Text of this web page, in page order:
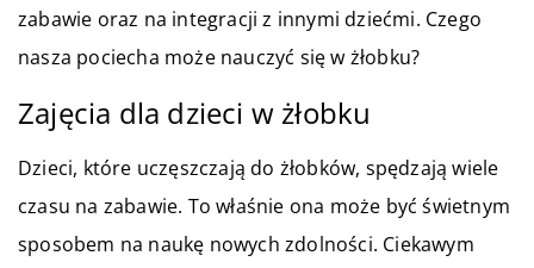
zabawie oraz na integracji z innymi dziećmi. Czego
nasza pociecha może nauczyć się w żłobku?
Zajęcia dla dzieci w żłobku
Dzieci, które uczęszczają do żłobków, spędzają wiele
czasu na zabawie. To właśnie ona może być świetnym
sposobem na naukę nowych zdolności. Ciekawym